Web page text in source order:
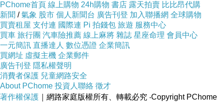
/
晚安
崽崽要去看小說了
PChome首頁 線上購物 24h購物 書店 露天拍賣 比比昂代購
新聞 /氣象 股市 個人新聞台 廣告刊登 加入聯播網 全球購物
買賣租屋 支付連 國際連 Pi 拍錢包 旅遊 服務中心
買車 旅行團 汽車險推薦 線上麻將 雜誌 星座命理 會員中心
一元簡訊 直播達人 數位憑證 企業簡訊
買網址 虛擬主機 企業郵件
廣告刊登 隱私權聲明
消費者保護 兒童網路安全
About PChome 投資人聯絡 徵才
著作權保護 ｜網路家庭版權所有、轉載必究 ‧Copyright PChome